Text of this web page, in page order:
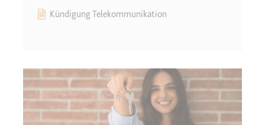
Kündigung Telekommunikation